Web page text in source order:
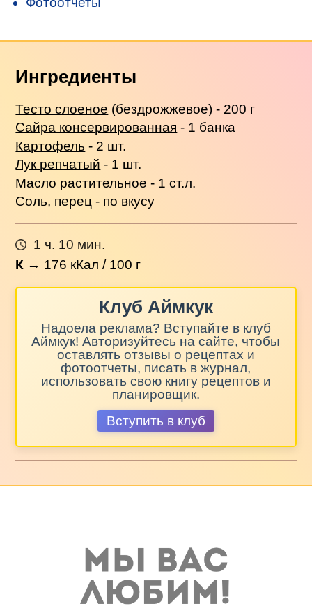
Ингредиенты
Тесто слоеное (бездрожжевое) - 200 г
Сайра консервированная - 1 банка
Картофель - 2 шт.
Лук репчатый - 1 шт.
Масло растительное - 1 ст.л.
Соль, перец - по вкусу
1 ч. 10 мин.
К → 176 кКал / 100 г
Клуб Аймкук
Надоела реклама? Вступайте в клуб
Аймкук! Авторизуйтесь на сайте, чтобы
оставлять отзывы о рецептах и
фотоотчеты, писать в журнал,
использовать свою книгу рецептов и
планировщик.
Вступить в клуб